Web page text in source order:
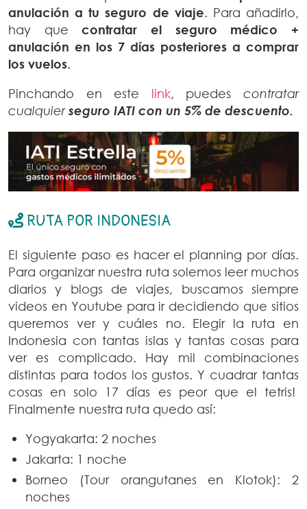
anulación a tu seguro de viaje. Para añadirlo,
hay quecontratar el seguro médico +
anulación en los 7 días posteriores a comprar
los vuelos.
Pinchando en este link, puedescontratar
cualquierseguro IATI con un 5% de descuento.
RUTA POR INDONESIA
El siguiente paso es hacer el planning por días.
Para organizar nuestra ruta solemos leer muchos
diarios y blogs de viajes, buscamos siempre
videos en Youtube para ir decidiendo que sitios
queremos ver y cuáles no. Elegir la ruta en
Indonesia con tantas islas y tantas cosas para
ver es complicado. Hay mil combinaciones
distintas para todos los gustos. Y cuadrar tantas
cosas en solo 17 días es peor que el tetris!
Finalmente nuestra ruta quedo así:
Yogyakarta: 2 noches
Jakarta: 1 noche
Borneo (Tour orangutanes en Klotok): 2
noches